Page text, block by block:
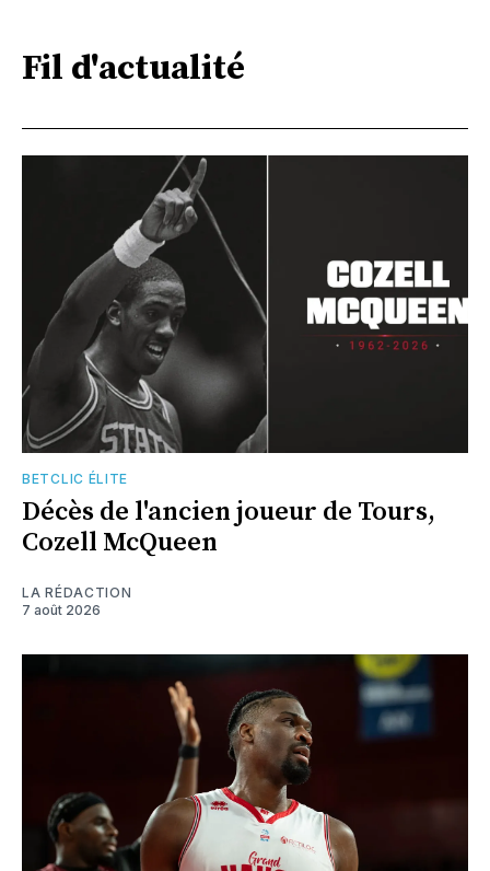
Fil d'actualité
BETCLIC ÉLITE
Décès de l'ancien joueur de Tours,
Cozell McQueen
LA RÉDACTION
7 août 2026